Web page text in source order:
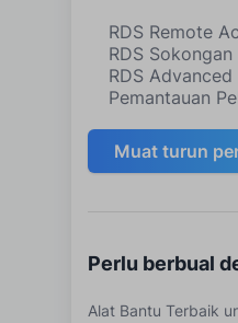
RDS Remote
RDS Sokongan
RDS
Pemantauan
Muat turun
Perlu berbual
Alat Bantu Terbaik